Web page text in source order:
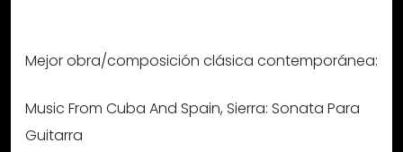
Mejor obra/composición clásica contemporánea:
Music From Cuba And Spain, Sierra: Sonata Para
Guitarra